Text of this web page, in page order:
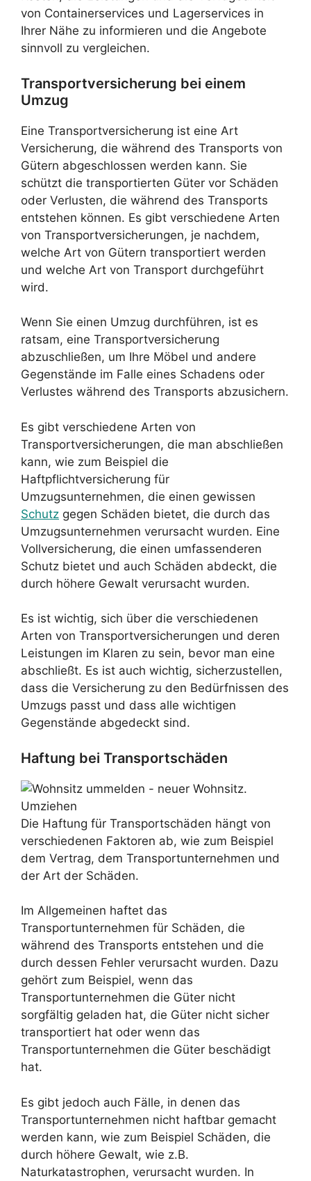
von Containerservices und Lagerservices in
Ihrer Nähe zu informieren und die Angebote
sinnvoll zu vergleichen.
Transportversicherung bei einem
Umzug
Eine Transportversicherung ist eine Art
Versicherung, die während des Transports von
Gütern abgeschlossen werden kann. Sie
schützt die transportierten Güter vor Schäden
oder Verlusten, die während des Transports
entstehen können. Es gibt verschiedene Arten
von Transportversicherungen, je nachdem,
welche Art von Gütern transportiert werden
und welche Art von Transport durchgeführt
wird.
Wenn Sie einen Umzug durchführen, ist es
ratsam, eine Transportversicherung
abzuschließen, um Ihre Möbel und andere
Gegenstände im Falle eines Schadens oder
Verlustes während des Transports abzusichern.
Es gibt verschiedene Arten von
Transportversicherungen, die man abschließen
kann, wie zum Beispiel die
Haftpflichtversicherung für
Umzugsunternehmen, die einen gewissen
Schutz gegen Schäden bietet, die durch das
Umzugsunternehmen verursacht wurden. Eine
Vollversicherung, die einen umfassenderen
Schutz bietet und auch Schäden abdeckt, die
durch höhere Gewalt verursacht wurden.
Es ist wichtig, sich über die verschiedenen
Arten von Transportversicherungen und deren
Leistungen im Klaren zu sein, bevor man eine
abschließt. Es ist auch wichtig, sicherzustellen,
dass die Versicherung zu den Bedürfnissen des
Umzugs passt und dass alle wichtigen
Gegenstände abgedeckt sind.
Haftung bei Transportschäden
Die Haftung für Transportschäden hängt von
verschiedenen Faktoren ab, wie zum Beispiel
dem Vertrag, dem Transportunternehmen und
der Art der Schäden.
Im Allgemeinen haftet das
Transportunternehmen für Schäden, die
während des Transports entstehen und die
durch dessen Fehler verursacht wurden. Dazu
gehört zum Beispiel, wenn das
Transportunternehmen die Güter nicht
sorgfältig geladen hat, die Güter nicht sicher
transportiert hat oder wenn das
Transportunternehmen die Güter beschädigt
hat.
Es gibt jedoch auch Fälle, in denen das
Transportunternehmen nicht haftbar gemacht
werden kann, wie zum Beispiel Schäden, die
durch höhere Gewalt, wie z.B.
Naturkatastrophen, verursacht wurden. In